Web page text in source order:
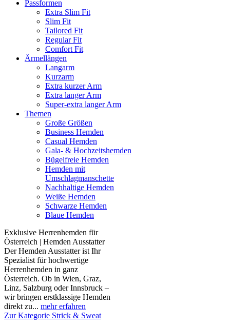
Passformen
Extra Slim Fit
Slim Fit
Tailored Fit
Regular Fit
Comfort Fit
Ärmellängen
Langarm
Kurzarm
Extra kurzer Arm
Extra langer Arm
Super-extra langer Arm
Themen
Große Größen
Business Hemden
Casual Hemden
Gala- & Hochzeitshemden
Bügelfreie Hemden
Hemden mit
Umschlagmanschette
Nachhaltige Hemden
Weiße Hemden
Schwarze Hemden
Blaue Hemden
Exklusive Herrenhemden für
Österreich | Hemden Ausstatter
Der Hemden Ausstatter ist Ihr
Spezialist für hochwertige
Herrenhemden in ganz
Österreich. Ob in Wien, Graz,
Linz, Salzburg oder Innsbruck –
wir bringen erstklassige Hemden
direkt zu... mehr erfahren
Zur Kategorie Strick & Sweat